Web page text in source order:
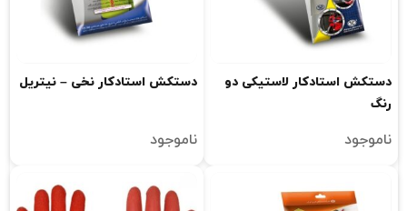
دستکش استادکار لاستیکی دو
رنگ
ناموجود
دستکش استادکار نخی – نیتریل
ناموجود